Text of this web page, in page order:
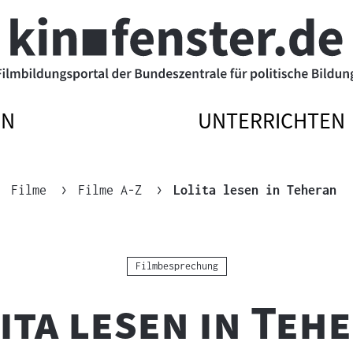
UNTERRICHTEN
Filme Filme A-Z Lolita lesen in Teheran
Kategorie:
Filmbesprechung
lesen in